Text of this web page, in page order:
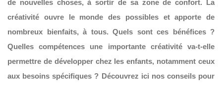
de nouvelles choses, à sortir de sa zone de confort. La
créativité ouvre le monde des possibles et apporte de
nombreux bienfaits, à tous. Quels sont ces bénéfices ?
Quelles compétences une importante créativité va-t-elle
permettre de développer chez les enfants, notamment ceux
aux besoins spécifiques ? Découvrez ici nos conseils pour